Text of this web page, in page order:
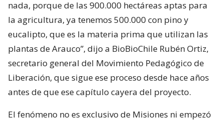
nada, porque de las 900.000 hectáreas aptas para
la agricultura, ya tenemos 500.000 con pino y
eucalipto, que es la materia prima que utilizan las
plantas de Arauco”, dijo a BioBioChile Rubén Ortiz,
secretario general del Movimiento Pedagógico de
Liberación, que sigue ese proceso desde hace años
antes de que ese capítulo cayera del proyecto.
El fenómeno no es exclusivo de Misiones ni empezó